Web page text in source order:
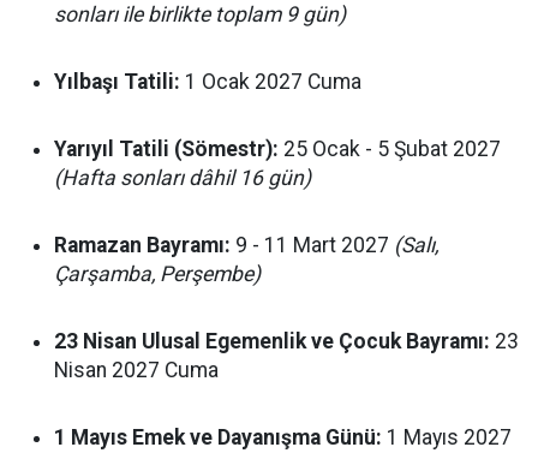
sonları ile birlikte toplam 9 gün)
Yılbaşı Tatili: 1 Ocak 2027 Cuma
Yarıyıl Tatili (Sömestr): 25 Ocak - 5 Şubat 2027
(Hafta sonları dâhil 16 gün)
Ramazan Bayramı: 9 - 11 Mart 2027 (Salı,
Çarşamba, Perşembe)
23 Nisan Ulusal Egemenlik ve Çocuk Bayramı: 23
Nisan 2027 Cuma
1 Mayıs Emek ve Dayanışma Günü: 1 Mayıs 2027